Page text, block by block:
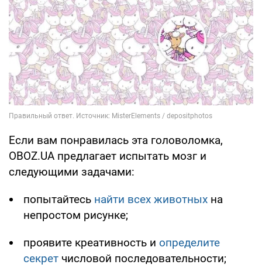
Если вам понравилась эта головоломка,
OBOZ.UA предлагает испытать мозг и
следующими задачами:
попытайтесь найти всех животных на
непростом рисунке;
проявите креативность и определите
секрет числовой последовательности;